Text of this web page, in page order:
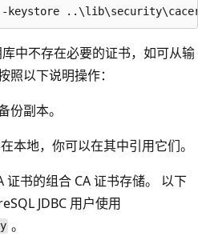
中不存在必要的证书，如可从输
照以下说明操作：
份副本。
本地，你可以在其中引用它们。
证书的组合 CA 证书存储。 以下
JDBC 用户使用
。